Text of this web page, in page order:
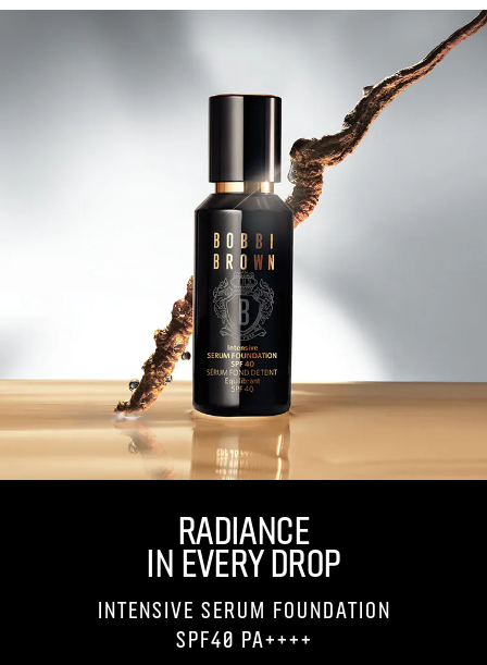
RADIANCE
IN EVERY DROP​
Intensive Serum Foundation
SPF40 PA++++